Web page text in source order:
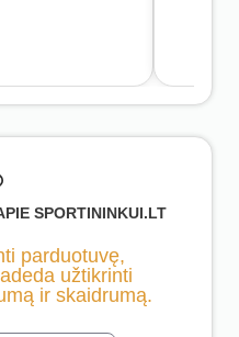
SPORTININKUI.LT
parduotuvę,
užtikrinti
ir skaidrumą.